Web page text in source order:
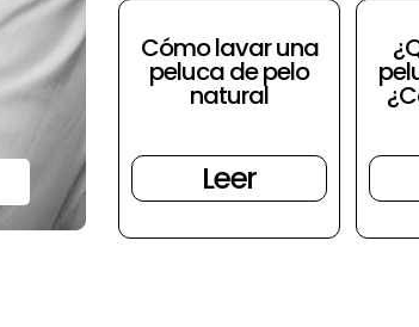
Cómo lavar una
peluca de pelo
natural
Leer